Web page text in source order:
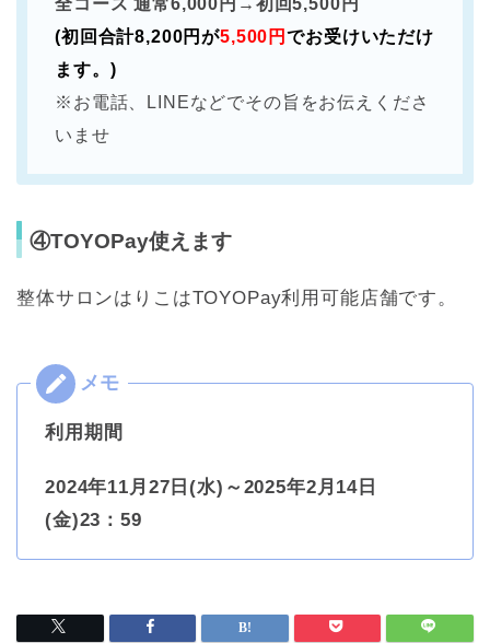
(初回合計8,200円が5,500円でお受けいただけ
ます。)
※お電話、LINEなどでその旨をお伝えくださ
いませ
④TOYOPay使えます
整体サロンはりこはTOYOPay利用可能店舗です。
利用期間
2024年11月27日(水)～2025年2月14日
(金)23：59